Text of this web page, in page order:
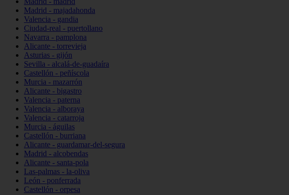
Madrid - majadahonda
Valencia - gandia
Ciudad-real - puertollano
Navarra - pamplona
Alicante - torrevieja
Asturias - gijón
Sevilla - alcalá-de-guadaíra
Castellón - peñíscola
Murcia - mazarrón
Alicante - bigastro
Valencia - paterna
Valencia - alboraya
Valencia - catarroja
Murcia - águilas
Castellón - burriana
Alicante - guardamar-del-segura
Madrid - alcobendas
Alicante - santa-pola
Las-palmas - la-oliva
León - ponferrada
Castellón - orpesa